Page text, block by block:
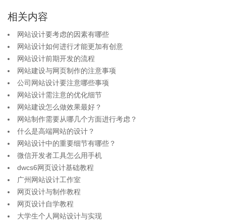
相关内容
网站设计要考虑的因素有哪些
网站设计如何进行才能更加有创意
网站设计前期开发的流程
网站建设与网页制作的注意事项
公司网站设计要注意哪些事项
网站设计需注意的优化细节
网站建设怎么做效果最好？
网站制作需要从哪几个方面进行考虑？
什么是高端网站的设计？
网站设计中的重要细节有哪些？
微信开发者工具怎么用手机
dwcs6网页设计基础教程
广州网站设计工作室
网页设计与制作教程
网页设计自学教程
大学生个人网站设计与实现